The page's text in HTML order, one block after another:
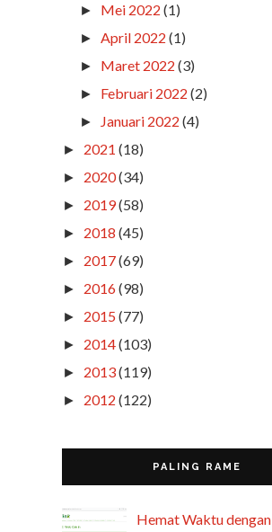
► Mei 2022 (1)
►April 2022 (1)
► Maret 2022 (3)
► Februari 2022 (2)
► Januari 2022 (4)
► 2021 (18)
► 2020(34)
► 2019(58)
► 2018 (45)
► 2017(69)
► 2016(98)
► 2015(77)
► 2014(103)
► 2013(119)
► 2012 (122)
PALING RAME
Hemat Waktu dengan